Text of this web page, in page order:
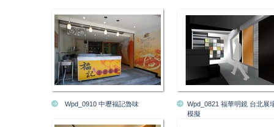
Wpd_0910 中壢福記魯味
Wpd_0821 福華明鏡 台北展
模擬